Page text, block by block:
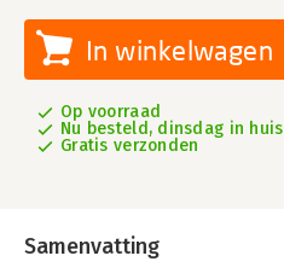
In winkelwagen
Op voorraad
Nu besteld, dinsdag in huis
Gratis verzonden
Samenvatting